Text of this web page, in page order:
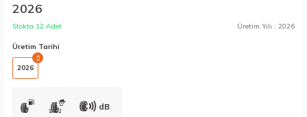
2026
Stokta 12 Adet Üretim Yılı : 2026
Üretim Tarihi
2026
dB